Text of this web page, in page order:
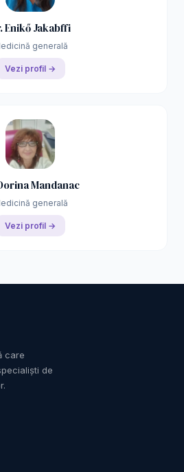
Enikő Jakabffi
generală
Vezi profil →
Mandanac
generală
Vezi profil →
care
de